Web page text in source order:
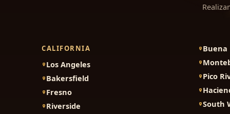
CALIFORNIA
Los Angeles
Bakersfield
Fresno
Riverside
Buena
Pico
South